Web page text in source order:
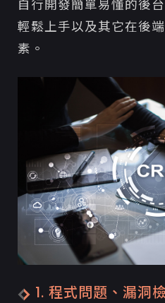
自行開發簡單易懂的後
輕鬆上手以及其它在後
素。
1. 程式問題、漏洞